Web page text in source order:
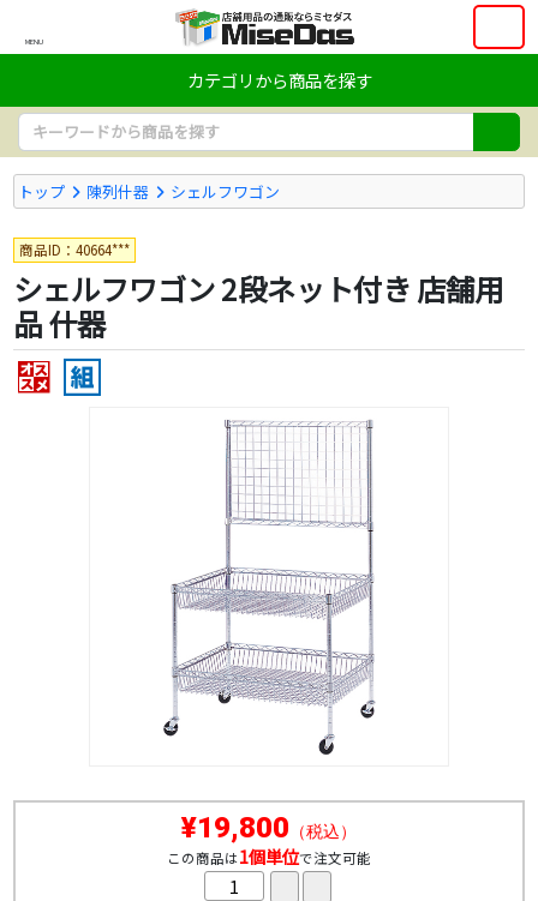
MENU
カテゴリから商品を探す
トップ 陳列什器 シェルフワゴン
商品ID：40664***
シェルフワゴン 2段ネット付き 店舗用
品 什器
¥19,800 （税込）
この商品は1個単位で注文可能